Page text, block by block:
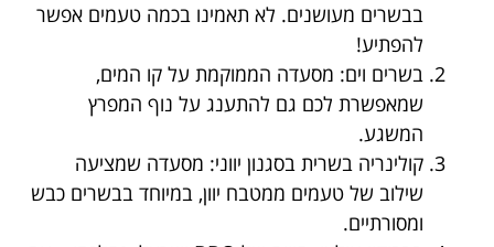
בבשרים מעושנים. לא תאמינו בכמה טעמים אפשר
להפתיע!
בשרים וים: מסעדה הממוקמת על קו המים,
שמאפשרת לכם גם להתענג על נוף המפרץ
המשגע.
קולינריה בשרית בסגנון יווני: מסעדה שמציעה
שילוב של טעמים ממטבח יוון, במיוחד בבשרים כבש
ומסורתיים.